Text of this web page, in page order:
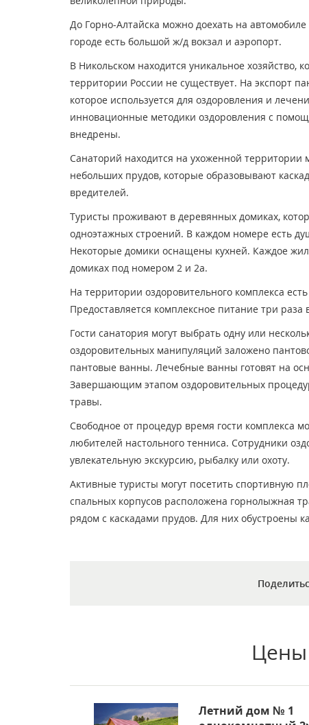
До Горно-Алтайска можно доехать на
городе есть большой ж/д вокзал и аэропорт.
В Никольском находится уникальное хозяйство,
территории России не существует. На экспорт
которое используется для оздоровления и
инновационные методики оздоровления с
внедрены.
Санаторий находится на ухоженной
небольших прудов, которые образовывают
вредителей.
Туристы проживают в деревянных домиках,
одноэтажных строений. В каждом номере есть
Некоторые домики оснащены кухней. Каждое
домиках под номером 2 и 2а.
На территории оздоровительного комплекса
Предоставляется комплексное питание три раза
Гости санатория могут выбрать одну или
оздоровительных манипуляций заложено
пантовые ванны. Лечебные ванны готовят на
Завершающим этапом оздоровительных
травы.
Свободное от процедур время гости комплекса
любителей настольного тенниса. Сотрудники
увлекательную экскурсию, рыбалку или охоту.
Активные туристы могут посетить спортивную
спальных корпусов расположена горнолыжная
рядом с каскадами прудов. Для них обустроены
Летний дом № 1